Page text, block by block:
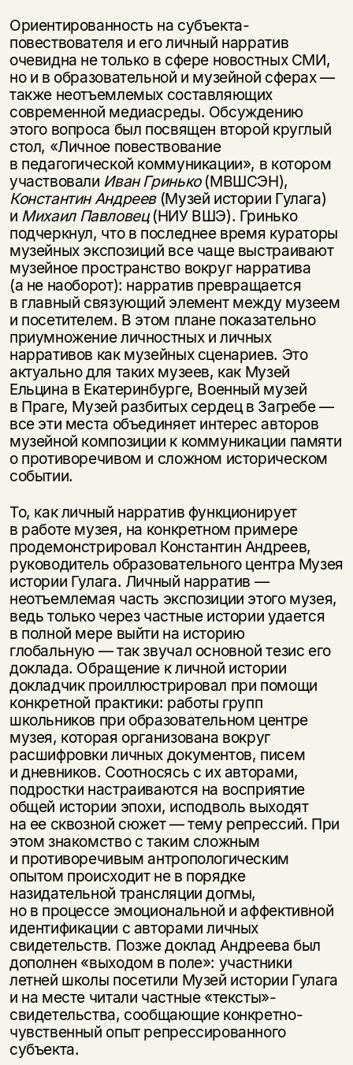
Ориентированность на субъекта-
повествователя и его личный нарратив
очевидна не только в сфере новостных СМИ,
но и в образовательной и музейной сферах —
также неотъемлемых составляющих
современной медиасреды. Обсуждению
этого вопроса был посвящен второй круглый
стол, «Личное повествование
в педагогической коммуникации», в котором
участвовали Иван Гринько (МВШСЭН),
Константин Андреев(Музей истории Гулага)
и Михаил Павловец(НИУ ВШЭ). Гринько
подчеркнул, что в последнее время кураторы
музейных экспозиций все чаще выстраивают
музейное пространство вокруг нарратива
(а не наоборот): нарратив превращается
в главный связующий элемент между музеем
и посетителем. В этом плане показательно
приумножение личностных и личных
нарративов как музейных сценариев. Это
актуально для таких музеев, как Музей
Ельцина в Екатеринбурге, Военный музей
в Праге, Музей разбитых сердец в Загребе —
все эти места объединяет интерес авторов
музейной композиции к коммуникации памяти
о противоречивом и сложном историческом
событии.
То, как личный нарратив функционирует
в работе музея, на конкретном примере
продемонстрировал Константин Андреев,
руководитель образовательного центра Музея
истории Гулага. Личный нарратив —
неотъемлемая часть экспозиции этого музея,
ведь только через частные истории удается
в полной мере выйти на историю
глобальную — так звучал основной тезис его
доклада. Обращение к личной истории
докладчик проиллюстрировал при помощи
конкретной практики: работы групп
школьников при образовательном центре
музея, которая организована вокруг
расшифровки личных документов, писем
и дневников. Соотносясь с их авторами,
подростки настраиваются на восприятие
общей истории эпохи, исподволь выходят
на ее сквозной сюжет — тему репрессий. При
этом знакомство с таким сложным
и противоречивым антропологическим
опытом происходит не в порядке
назидательной трансляции догмы,
но в процессе эмоциональной и аффективной
идентификации с авторами личных
свидетельств. Позже доклад Андреева был
дополнен «выходом в поле»: участники
летней школы посетили Музей истории Гулага
и на месте читали частные «тексты»-
свидетельства, сообщающие конкретно-
чувственный опыт репрессированного
субъекта.